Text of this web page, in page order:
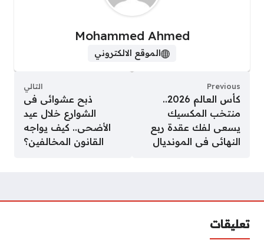
Mohammed Ahmed
الموقع الالكتروني
Previous
كأس العالم 2026..
منتخب المكسيك
يسعى لفك عقدة ربع
النهائى فى المونديال
التالي
ذبح عشوائى فى
الشوارع خلال عيد
الأضحى.. كيف يواجه
القانون المخالفين؟
تعليقات